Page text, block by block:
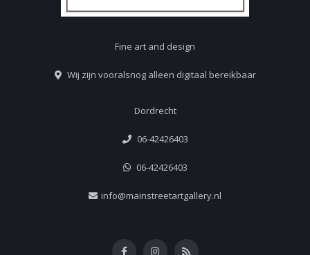
Fine art and design
Wij zijn vooralsnog alleen digitaal bereikbaar
Dordrecht
06-42426403
06-42426403
info@mainstreetartgallery.nl